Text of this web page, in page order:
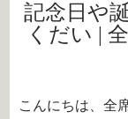
記念日や
くだい |
こんにちは、全